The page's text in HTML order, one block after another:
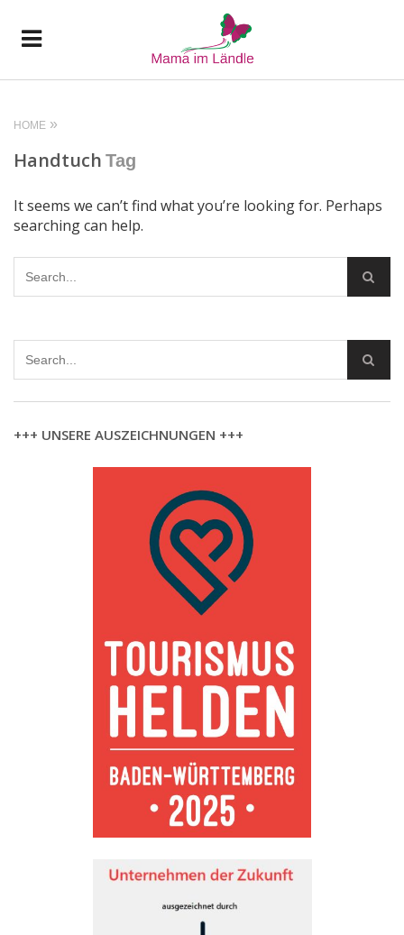
HOME
Handtuch Tag
It seems we can’t find what you’re looking for. Perhaps
searching can help.
+++ UNSERE AUSZEICHNUNGEN +++